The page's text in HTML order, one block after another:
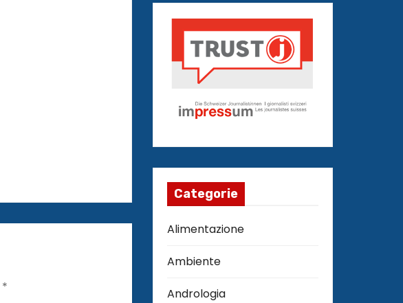
*
Categorie
Alimentazione
Ambiente
Andrologia